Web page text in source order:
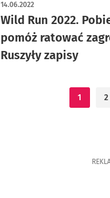
Wild Run 2022.
pomóż ratować
Ruszyły zapisy
14.06.2022
1 2